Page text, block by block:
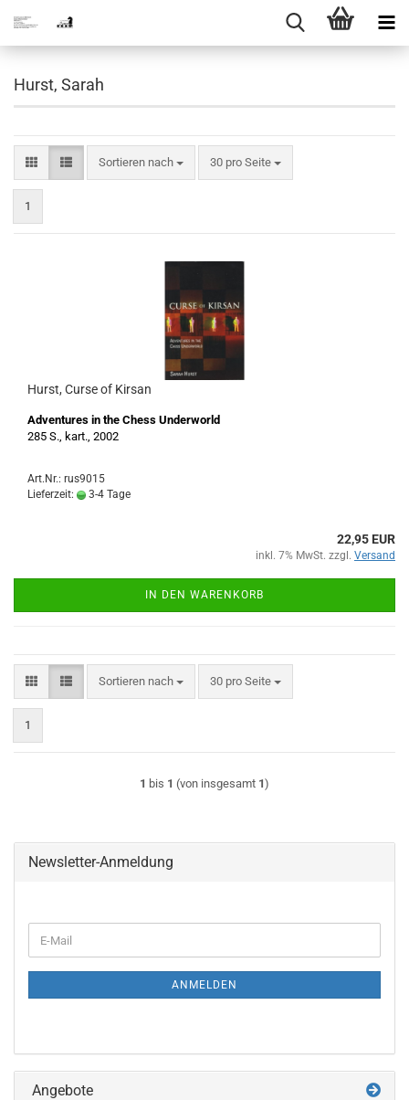
Hurst, Sarah
Sortieren nach
Sortieren nach 30 pro Seite
pro Seite
1
Hurst, Curse of Kirsan
Adventures in the Chess Underworld
285 S., kart., 2002
Art.Nr.: rus9015
Lieferzeit:
3-4 Tage
22,95 EUR
inkl. 7% MwSt. zzgl. Versand
IN DEN WARENKORB
Sortieren nach
Sortieren nach 30 pro Seite
pro Seite
1
1 bis 1 (von insgesamt 1)
Newsletter-Anmeldung
ZUR
E-
Mail
ANMELDEN
Angebote